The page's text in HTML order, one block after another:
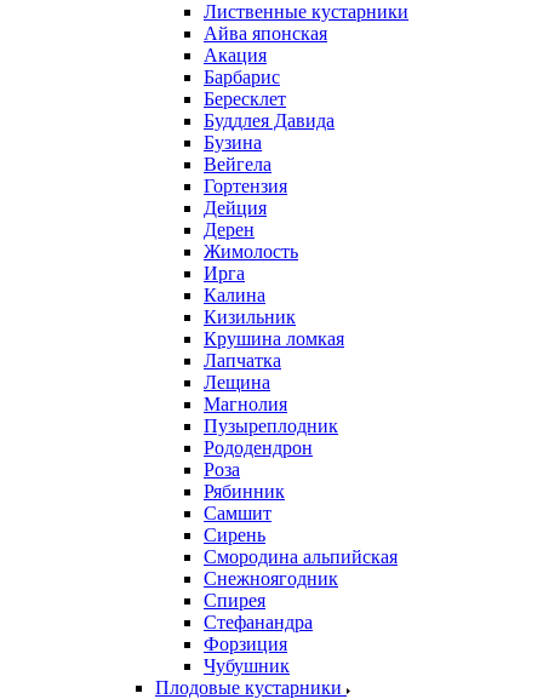
Лиственные кустарники
Айва японская
Акация
Барбарис
Бересклет
Буддлея Давида
Бузина
Вейгела
Гортензия
Дейция
Дерен
Жимолость
Ирга
Калина
Кизильник
Крушина ломкая
Лапчатка
Лещина
Магнолия
Пузыреплодник
Рододендрон
Роза
Рябинник
Самшит
Сирень
Смородина альпийская
Снежноягодник
Спирея
Стефанандра
Форзиция
Чубушник
Плодовые кустарники